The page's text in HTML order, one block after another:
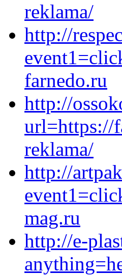
reklama/
http://
farnedo.ru
http://
url=https://
reklama/
http://
mag.ru
http://e-